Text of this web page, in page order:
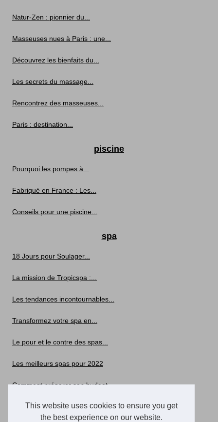
This website uses cookies to ensure you get
the best experience on our website.
Natur-Zen : pionnier du...
Masseuses nues à Paris : une...
Découvrez les bienfaits du...
Les secrets du massage...
Rencontrez des masseuses...
Paris : destination...
piscine
Pourquoi les pompes à...
Fabriqué en France : Les...
Conseils pour une piscine...
spa
18 Jours pour Soulager...
La mission de Tropicspa :...
Les tendances incontournables...
Transformez votre spa en...
Le pour et le contre des spas...
Les meilleurs spas pour 2022
Comment préparer son budget...
Le spa est enfin disponible...